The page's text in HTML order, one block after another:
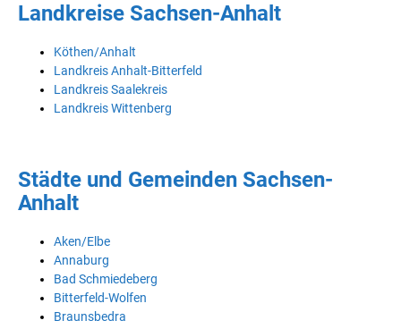
Landkreise Sachsen-Anhalt
Köthen/Anhalt
Landkreis Anhalt-Bitterfeld
Landkreis Saalekreis
Landkreis Wittenberg
Städte und Gemeinden Sachsen-
Anhalt
Aken/Elbe
Annaburg
Bad Schmiedeberg
Bitterfeld-Wolfen
Braunsbedra